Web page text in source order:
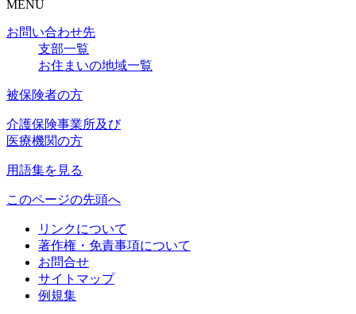
MENU
お問い合わせ先
支部一覧
お住まいの地域一覧
被保険者の方
介護保険事業所及び
医療機関の方
用語集を見る
このページの先頭へ
リンクについて
著作権・免責事項について
お問合せ
サイトマップ
例規集